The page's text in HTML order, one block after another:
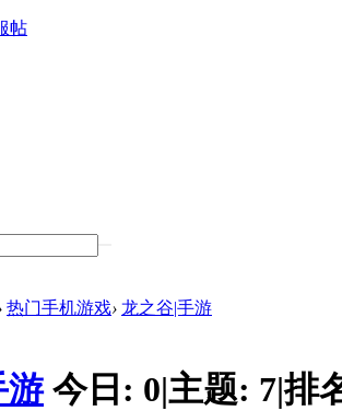
帖
热门手机游戏› 龙之谷|手游
游 今日: 0|主题: 7|排